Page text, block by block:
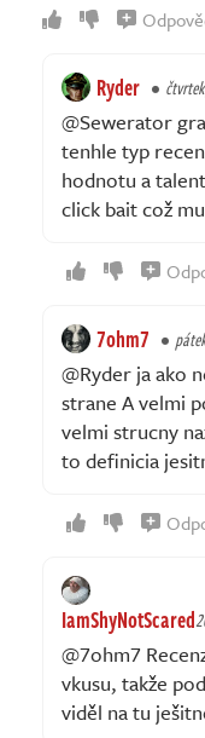
Ryder
@Sewerator
tenhle typ
hodnotu a
click bait což
7ohm7
@Ryder ja ako
strane A velmi
velmi strucny
to definicia
IamShyNotScared
@7ohm7
vkusu, takže
viděl na tu